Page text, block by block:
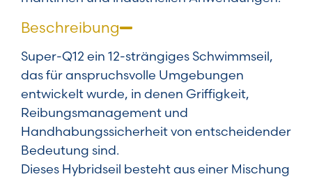
Beschreibung
Super-Q12 ein 12-strängiges Schwimmseil,
das für anspruchsvolle Umgebungen
entwickelt wurde, in denen Griffigkeit,
Reibungsmanagement und
Handhabungssicherheit von entscheidender
Bedeutung sind.
Dieses Hybridseil besteht aus einer Mischung